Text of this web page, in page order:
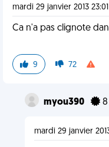
mardi 29 janvier 2013 23:01
Ca n'a pas clignote
9 72
myou390 8
mardi 29 janvier